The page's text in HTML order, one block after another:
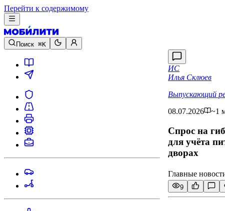
Перейти к содержимому
Поиск ⌘K
ИС
Илья Склюев
Выпускающий
08.07.2026
~1
Спрос на
для учёта
дворах
Главные
9